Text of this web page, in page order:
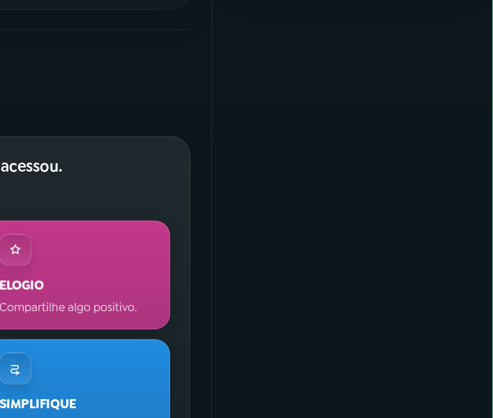
ELOGIO
Compartilhe algo positivo.
SIMPLIFIQUE